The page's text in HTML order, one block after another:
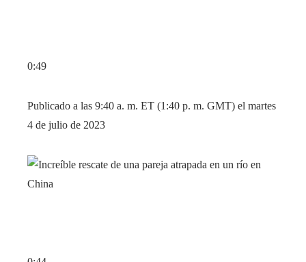
0:49
Publicado a las 9:40 a. m. ET (1:40 p. m. GMT) el martes
4 de julio de 2023